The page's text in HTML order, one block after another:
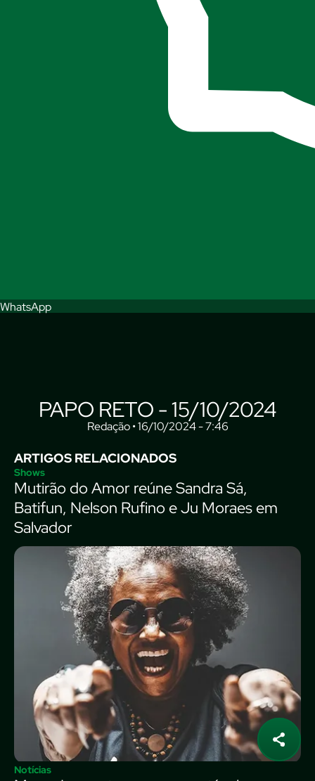
WhatsApp
PAPO RETO - 15/10/2024
Redação • 16/10/2024 - 7:46
ARTIGOS RELACIONADOS
Shows
Mutirão do Amor reúne Sandra Sá,
Batifun, Nelson Rufino e Ju Moraes em
Salvador
Notícias